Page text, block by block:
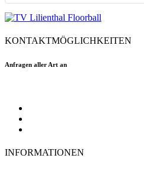
KONTAKTMÖGLICHKEITEN
Anfragen aller Art an
INFORMATIONEN